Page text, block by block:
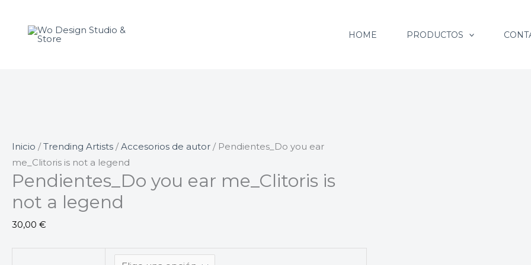
contenido
HOME PRODUCTOS
Inicio /Trending Artists /Accesorios de autor / Pendientes_Do you ear
me_Clitoris is not a legend
Pendientes_Do you ear me_Clitoris is
not a legend
30,00 €